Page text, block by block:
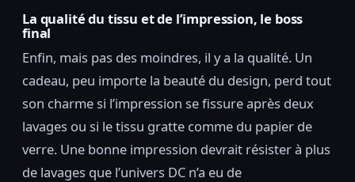
La qualité du tissu et de l’impression, le boss
final
Enfin, mais pas des moindres, il y a la qualité. Un
cadeau, peu importe la beauté du design, perd tout
son charme si l’impression se fissure après deux
lavages ou si le tissu gratte comme du papier de
verre. Une bonne impression devrait résister à plus
de lavages que l’univers DC n’a eu de